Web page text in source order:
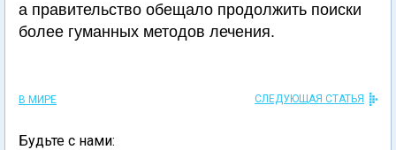
а правительство обещало продолжить поиски
более гуманных методов лечения.
В МИРЕ СЛЕДУЮЩАЯ СТАТЬЯ
Будьте с нами: